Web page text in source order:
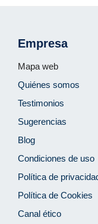
Empresa
Mapa web
Quiénes somos
Testimonios
Sugerencias
Blog
Condiciones de uso
Política de
Política de Cookies
Canal ético